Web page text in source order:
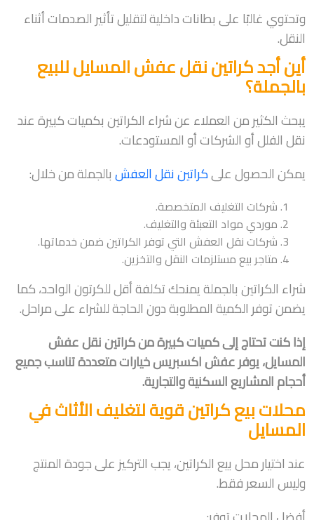
وتحتوي غالبًا على بطانات داخلية لتقليل تأثير الصدمات أثناء
النقل.
أين أجد كراتين نقل عفش المسايل للبيع
بالجملة؟
يبحث الكثير من العملاء عن شراء الكراتين بكميات كبيرة عند
نقل الفلل أو الشركات أو المستودعات.
يمكن الحصول علىكراتين نقل العفشبالجملة من خلال:
شركات التغليف المتخصصة.
موردي مواد التعبئة والتغليف.
شركات نقل العفش التي توفر الكراتين ضمن خدماتها.
متاجر بيع مستلزمات النقل والتخزين.
شراء الكراتين بالجملة يمنحك تكلفة أقل للكرتون الواحد، كما
يضمن توفر الكمية المطلوبة دون الحاجة للشراء على مراحل.
إذا كنت تحتاج إلى كميات كبيرة من كراتين نقل عفش
المسايل، يوفر عفش اكسبريس خيارات متعددة تناسب جميع
أحجام المشاريع السكنية والتجارية.
محلات بيع كراتين قوية لتغليف الأثاث في
المسايل
عند اختيار محل بيع الكراتين، يجب التركيز على جودة المنتج
وليس السعر فقط.